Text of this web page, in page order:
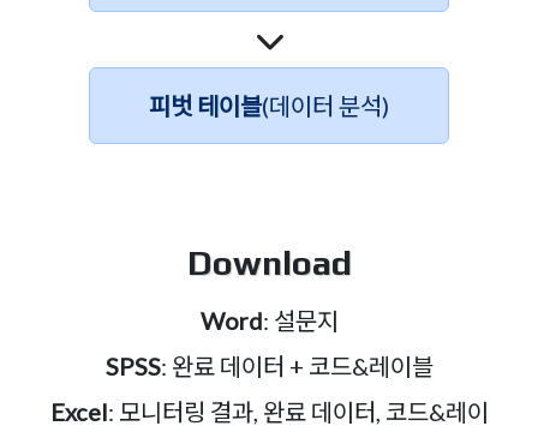
피벗 테이블(데이터 분석)
Download
Word: 설문지
SPSS: 완료 데이터 + 코드&레이블
Excel: 모니터링 결과, 완료 데이터, 코드&레이